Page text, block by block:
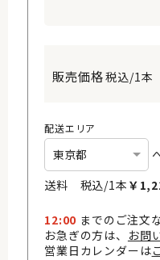
税込/1本
配送エリア
送料 税込/1本 ￥
12:00 までのご注文
お急ぎの方は、 お問
営業日カレンダーは